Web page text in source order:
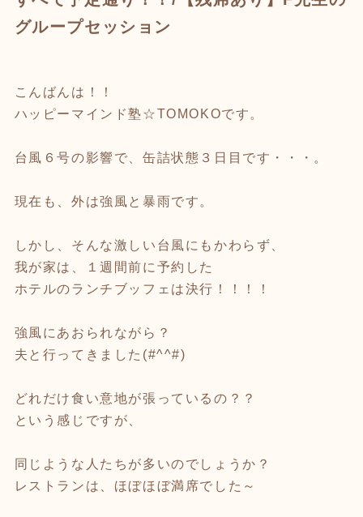
グループセッション
こんばんは！！
ハッピーマインド塾☆TOMOKOです。
台風６号の影響で、缶詰状態３日目です・・・。
現在も、外は強風と暴雨です。
しかし、そんな激しい台風にもかわらず、
我が家は、１週間前に予約した
ホテルのランチブッフェは決行！！！！
強風にあおられながら？
夫と行ってきました(#^^#)
どれだけ食い意地が張っているの？？
という感じですが、
同じような人たちが多いのでしょうか？
レストランは、ほぼほぼ満席でした～